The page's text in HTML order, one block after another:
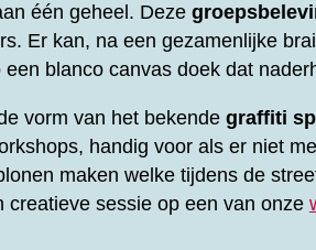
één geheel. Deze
Er kan, na een gezamenlijke
een blanco canvas doek dat
vorm van het bekende graffiti
handig voor als er niet
maken welke tijdens de
creatieve sessie op een van onze